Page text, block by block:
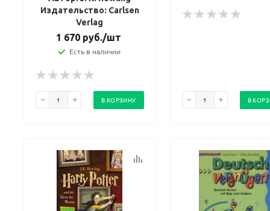
Издательство: Carlsen
Verlag
1 670руб./шт
Есть в наличии
В КОРЗИНУ В